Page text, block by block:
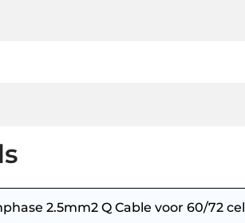
2.5mm2 Q Cable voor 60/72